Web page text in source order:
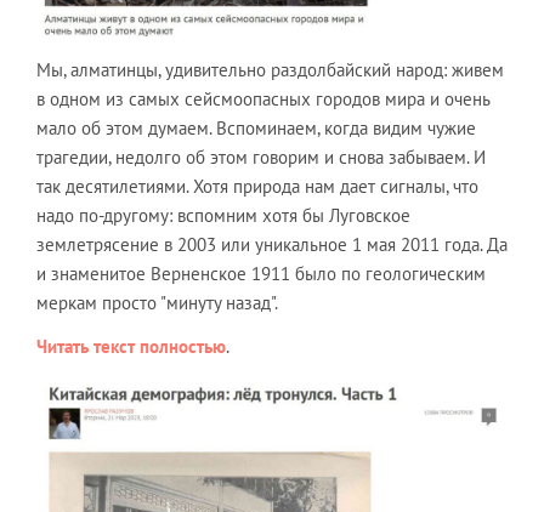
Мы, алматинцы, удивительно раздолбайский народ: живем
в одном из самых сейсмоопасных городов мира и очень
мало об этом думаем. Вспоминаем, когда видим чужие
трагедии, недолго об этом говорим и снова забываем. И
так десятилетиями. Хотя природа нам дает сигналы, что
надо по-другому: вспомним хотя бы Луговское
землетрясение в 2003 или уникальное 1 мая 2011 года. Да
и знаменитое Верненское 1911 было по геологическим
меркам просто "минуту назад".
Читать текст полностью.